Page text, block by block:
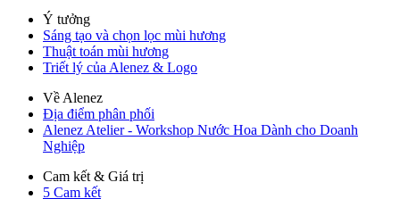
Ý tưởng
Sáng tạo và chọn lọc mùi hương
Thuật toán mùi hương
Triết lý của Alenez & Logo
Về Alenez
Địa điểm phân phối
Alenez Atelier - Workshop Nước Hoa Dành cho Doanh
Nghiệp
Cam kết & Giá trị
5 Cam kết